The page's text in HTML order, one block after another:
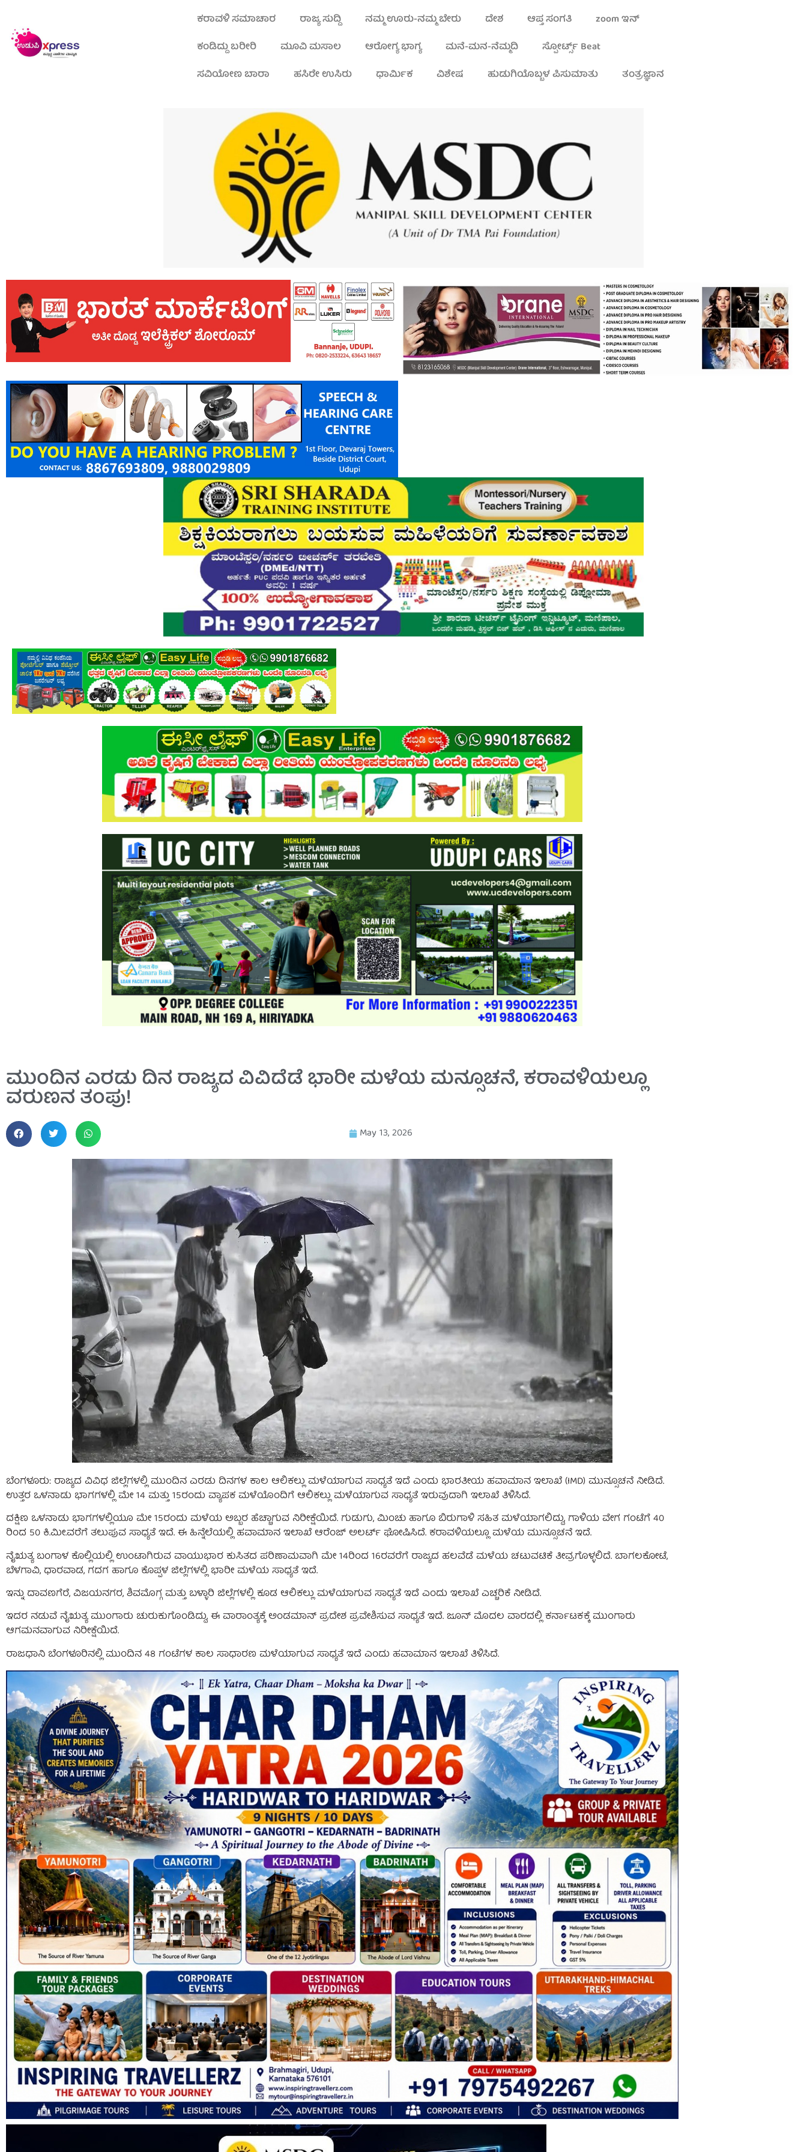
ಕರಾವಳಿ ಸಮಾಚಾರ ರಾಜ್ಯ ಸುದ್ದಿ ನಮ್ಮ ಊರು-ನಮ್ಮ ಬೇರು ದೇಶ ಆಪ್ತ ಸಂಗತಿ
zoom ಇನ್
ಕಂಡಿದ್ದು ಬರೀರಿ
ಮೂವಿ ಮಸಾಲ ಆರೋಗ್ಯ ಭಾಗ್ಯ ಮನೆ-ಮನ-ನೆಮ್ಮದಿ
ಸ್ಪೋರ್ಟ್ಸ್ Beat
ಸವಿಯೋಣ ಬಾರಾ
ಹಸಿರೇ ಉಸಿರು ಧಾರ್ಮಿಕ ವಿಶೇಷ ಹುಡುಗಿಯೊಬ್ಬಳ ಪಿಸುಮಾತು ತಂತ್ರಜ್ಞಾನ
ಮುಂದಿನ ಎರಡು ದಿನ ರಾಜ್ಯದ ವಿವಿದೆಡೆ ಭಾರೀ ಮಳೆಯ ಮನ್ಸೂಚನೆ, ಕರಾವಳಿಯಲ್ಲೂ
ವರುಣನ ತಂಪು!
May 13, 2026
ಬೆಂಗಳೂರು: ರಾಜ್ಯದ ವಿವಿಧ ಜಿಲ್ಲೆಗಳಲ್ಲಿ ಮುಂದಿನ ಎರಡು ದಿನಗಳ ಕಾಲ ಆಲಿಕಲ್ಲು ಮಳೆಯಾಗುವ ಸಾಧ್ಯತೆ ಇದೆ ಎಂದು ಭಾರತೀಯ ಹವಾಮಾನ ಇಲಾಖೆ (IMD) ಮುನ್ಸೂಚನೆ ನೀಡಿದೆ.
ಉತ್ತರ ಒಳನಾಡು ಭಾಗಗಳಲ್ಲಿ ಮೇ 14 ಮತ್ತು 15ರಂದು ವ್ಯಾಪಕ ಮಳೆಯೊಂದಿಗೆ ಆಲಿಕಲ್ಲು ಮಳೆಯಾಗುವ ಸಾಧ್ಯತೆ ಇರುವುದಾಗಿ ಇಲಾಖೆ ತಿಳಿಸಿದೆ.
ದಕ್ಷಿಣ ಒಳನಾಡು ಭಾಗಗಳಲ್ಲಿಯೂ ಮೇ 15ರಂದು ಮಳೆಯ ಅಬ್ಬರ ಹೆಚ್ಚಾಗುವ ನಿರೀಕ್ಷೆಯಿದೆ. ಗುಡುಗು, ಮಿಂಚು ಹಾಗೂ ಬಿರುಗಾಳಿ ಸಹಿತ ಮಳೆಯಾಗಲಿದ್ದು, ಗಾಳಿಯ ವೇಗ ಗಂಟೆಗೆ 40
ರಿಂದ 50 ಕಿ.ಮೀ.ವರೆಗೆ ತಲುಪುವ ಸಾಧ್ಯತೆ ಇದೆ. ಈ ಹಿನ್ನೆಲೆಯಲ್ಲಿ ಹವಾಮಾನ ಇಲಾಖೆ ಆರೆಂಜ್ ಅಲರ್ಟ್ ಘೋಷಿಸಿದೆ. ಕರಾವಳಿಯಲ್ಲೂ ಮಳೆಯ ಮುನ್ಸೂಚನೆ ಇದೆ.
ನೈಋತ್ಯ ಬಂಗಾಳ ಕೊಲ್ಲಿಯಲ್ಲಿ ಉಂಟಾಗಿರುವ ವಾಯುಭಾರ ಕುಸಿತದ ಪರಿಣಾಮವಾಗಿ ಮೇ 14ರಿಂದ 16ರವರೆಗೆ ರಾಜ್ಯದ ಹಲವೆಡೆ ಮಳೆಯ ಚಟುವಟಿಕೆ ತೀವ್ರಗೊಳ್ಳಲಿದೆ. ಬಾಗಲಕೋಟೆ,
ಬೆಳಗಾವಿ, ಧಾರವಾಡ, ಗದಗ ಹಾಗೂ ಕೊಪ್ಪಳ ಜಿಲ್ಲೆಗಳಲ್ಲಿ ಭಾರೀ ಮಳೆಯ ಸಾಧ್ಯತೆ ಇದೆ.
ಇನ್ನು ದಾವಣಗೆರೆ, ವಿಜಯನಗರ, ಶಿವಮೊಗ್ಗ ಮತ್ತು ಬಳ್ಳಾರಿ ಜಿಲ್ಲೆಗಳಲ್ಲಿ ಕೂಡ ಆಲಿಕಲ್ಲು ಮಳೆಯಾಗುವ ಸಾಧ್ಯತೆ ಇದೆ ಎಂದು ಇಲಾಖೆ ಎಚ್ಚರಿಕೆ ನೀಡಿದೆ.
ಇದರ ನಡುವೆ ನೈಋತ್ಯ ಮುಂಗಾರು ಚುರುಕುಗೊಂಡಿದ್ದು, ಈ ವಾರಾಂತ್ಯಕ್ಕೆ ಅಂಡಮಾನ್ ಪ್ರದೇಶ ಪ್ರವೇಶಿಸುವ ಸಾಧ್ಯತೆ ಇದೆ. ಜೂನ್ ಮೊದಲ ವಾರದಲ್ಲಿ ಕರ್ನಾಟಕಕ್ಕೆ ಮುಂಗಾರು
ಆಗಮನವಾಗುವ ನಿರೀಕ್ಷೆಯಿದೆ.
ರಾಜಧಾನಿ ಬೆಂಗಳೂರಿನಲ್ಲಿ ಮುಂದಿನ 48 ಗಂಟೆಗಳ ಕಾಲ ಸಾಧಾರಣ ಮಳೆಯಾಗುವ ಸಾಧ್ಯತೆ ಇದೆ ಎಂದು ಹವಾಮಾನ ಇಲಾಖೆ ತಿಳಿಸಿದೆ.